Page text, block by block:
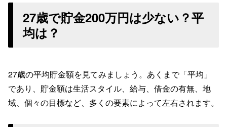
27歳で貯金200万円は少ない？平
均は？
27歳の平均貯金額を見てみましょう。あくまで「平均」
であり、貯金額は生活スタイル、給与、借金の有無、地
域、個々の目標など、多くの要素によって左右されます。